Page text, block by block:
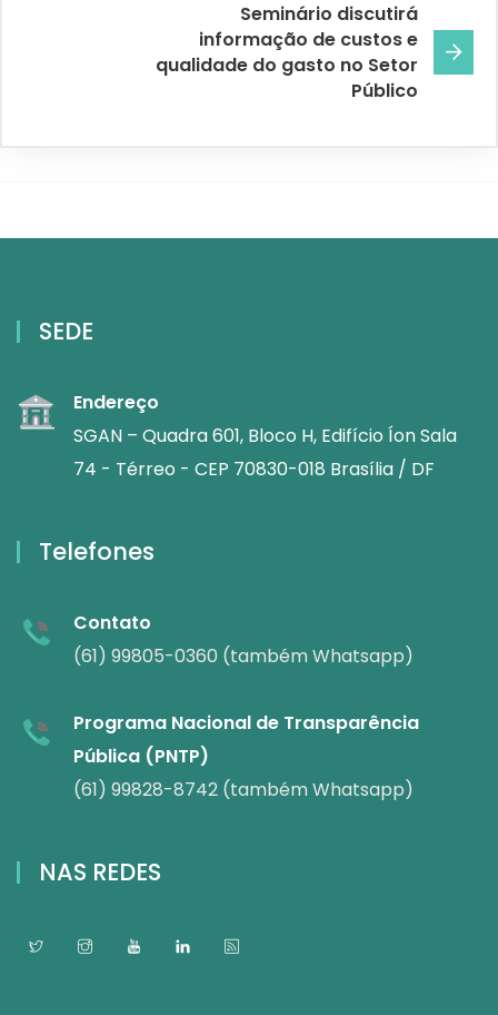
Seminário discutirá
informação de custos e
qualidade do gasto no Setor
Público
SEDE
Endereço
SGAN – Quadra 601, Bloco H, Edifício Íon Sala
74 - Térreo - CEP 70830-018 Brasília / DF
Telefones
Contato
(61) 99805-0360 (também Whatsapp)
Programa Nacional de Transparência
Pública (PNTP)
(61) 99828-8742 (também Whatsapp)
NAS REDES